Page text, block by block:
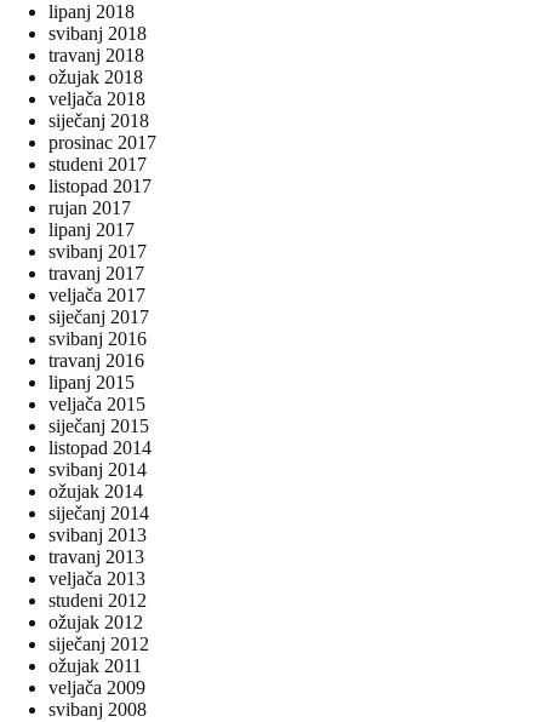
lipanj 2018
svibanj 2018
travanj 2018
ožujak 2018
veljača 2018
siječanj 2018
prosinac 2017
studeni 2017
listopad 2017
rujan 2017
lipanj 2017
svibanj 2017
travanj 2017
veljača 2017
siječanj 2017
svibanj 2016
travanj 2016
lipanj 2015
veljača 2015
siječanj 2015
listopad 2014
svibanj 2014
ožujak 2014
siječanj 2014
svibanj 2013
travanj 2013
veljača 2013
studeni 2012
ožujak 2012
siječanj 2012
ožujak 2011
veljača 2009
svibanj 2008